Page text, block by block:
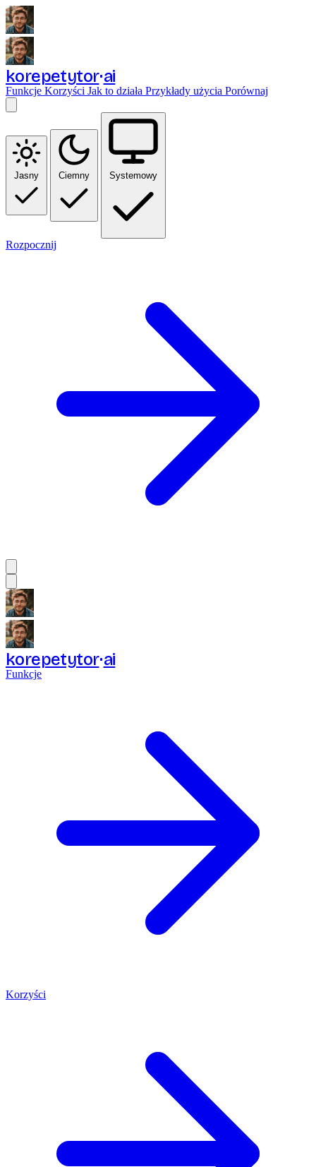
korepetytor ai
Funkcje Korzyści Jak to działa Przykłady użycia Porównaj
Jasny Ciemny Systemowy
Rozpocznij
korepetytor ai
Funkcje
Korzyści